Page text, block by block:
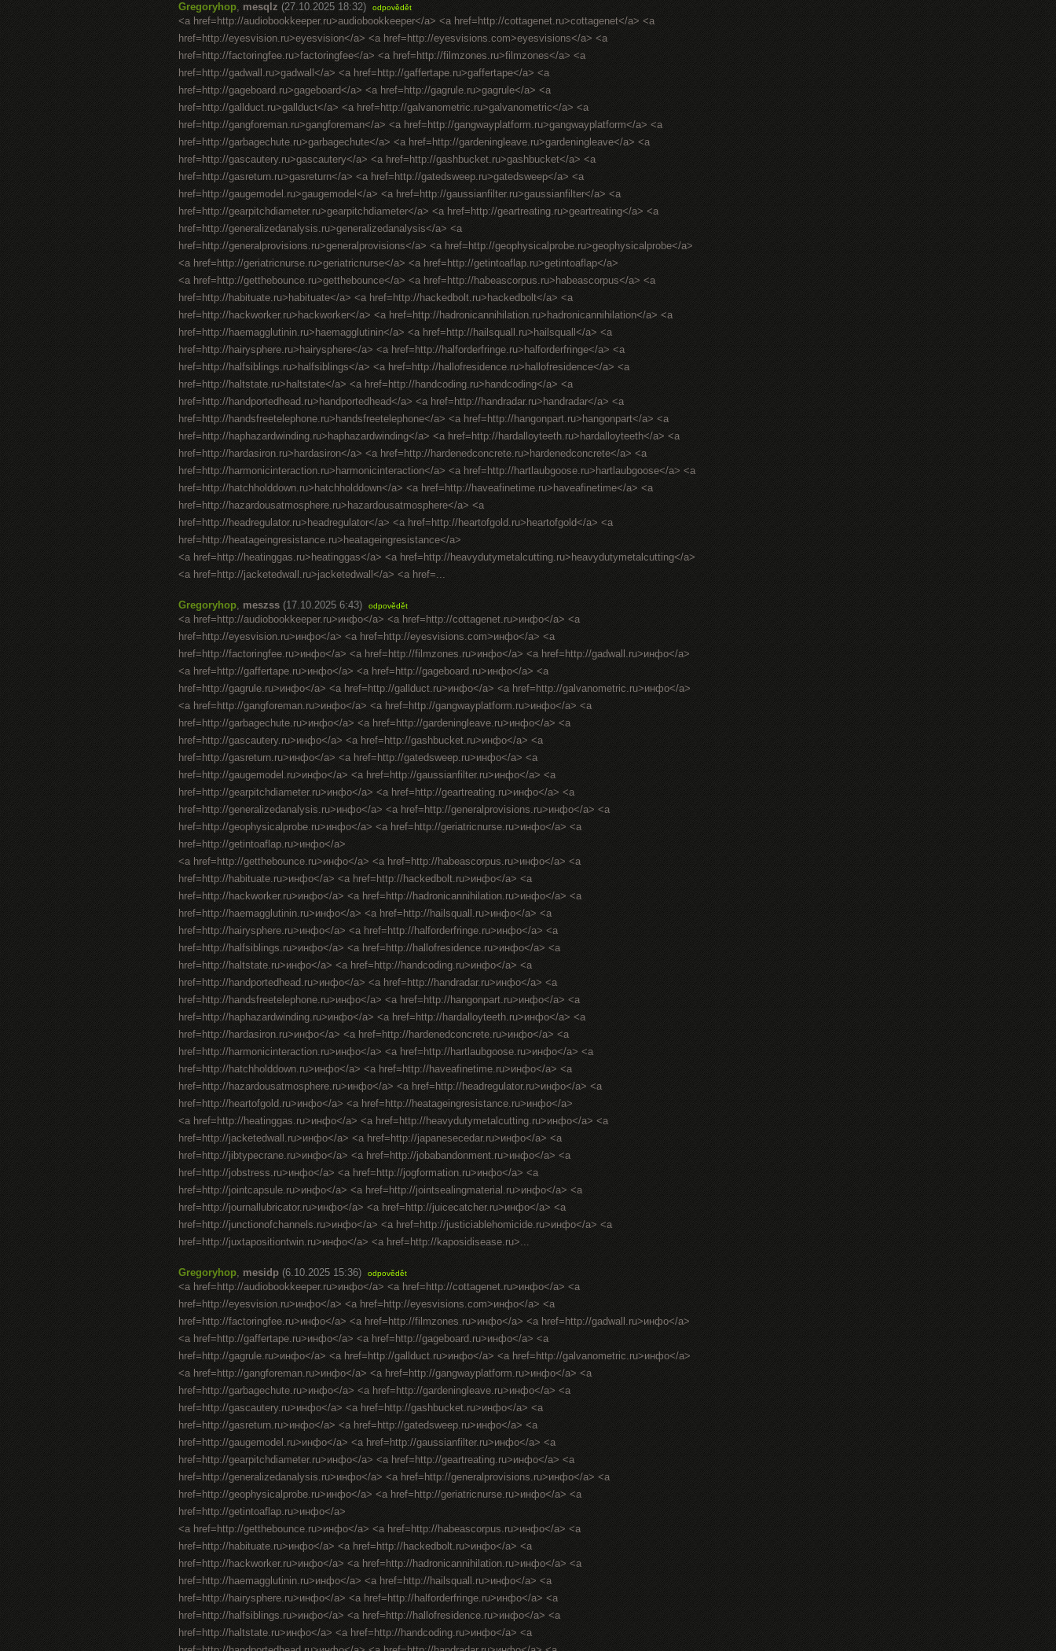
Gregoryhop, mesqlz (27.10.2025 18:32) odpovědět
<a href=http://audiobookkeeper.ru>audiobookkeeper</a> <a href=http://cottagenet.ru>cottagenet</a> <a
href=http://eyesvision.ru>eyesvision</a> <a href=http://eyesvisions.com>eyesvisions</a> <a
href=http://factoringfee.ru>factoringfee</a> <a href=http://filmzones.ru>filmzones</a> <a
href=http://gadwall.ru>gadwall</a> <a href=http://gaffertape.ru>gaffertape</a> <a
href=http://gageboard.ru>gageboard</a> <a href=http://gagrule.ru>gagrule</a> <a
href=http://gallduct.ru>gallduct</a> <a href=http://galvanometric.ru>galvanometric</a> <a
href=http://gangforeman.ru>gangforeman</a> <a href=http://gangwayplatform.ru>gangwayplatform</a> <a
href=http://garbagechute.ru>garbagechute</a> <a href=http://gardeningleave.ru>gardeningleave</a> <a
href=http://gascautery.ru>gascautery</a> <a href=http://gashbucket.ru>gashbucket</a> <a
href=http://gasreturn.ru>gasreturn</a> <a href=http://gatedsweep.ru>gatedsweep</a> <a
href=http://gaugemodel.ru>gaugemodel</a> <a href=http://gaussianfilter.ru>gaussianfilter</a> <a
href=http://gearpitchdiameter.ru>gearpitchdiameter</a> <a href=http://geartreating.ru>geartreating</a> <a
href=http://generalizedanalysis.ru>generalizedanalysis</a> <a
href=http://generalprovisions.ru>generalprovisions</a> <a href=http://geophysicalprobe.ru>geophysicalprobe</a>
<a href=http://geriatricnurse.ru>geriatricnurse</a> <a href=http://getintoaflap.ru>getintoaflap</a>
<a href=http://getthebounce.ru>getthebounce</a> <a href=http://habeascorpus.ru>habeascorpus</a> <a
href=http://habituate.ru>habituate</a> <a href=http://hackedbolt.ru>hackedbolt</a> <a
href=http://hackworker.ru>hackworker</a> <a href=http://hadronicannihilation.ru>hadronicannihilation</a> <a
href=http://haemagglutinin.ru>haemagglutinin</a> <a href=http://hailsquall.ru>hailsquall</a> <a
href=http://hairysphere.ru>hairysphere</a> <a href=http://halforderfringe.ru>halforderfringe</a> <a
href=http://halfsiblings.ru>halfsiblings</a> <a href=http://hallofresidence.ru>hallofresidence</a> <a
href=http://haltstate.ru>haltstate</a> <a href=http://handcoding.ru>handcoding</a> <a
href=http://handportedhead.ru>handportedhead</a> <a href=http://handradar.ru>handradar</a> <a
href=http://handsfreetelephone.ru>handsfreetelephone</a> <a href=http://hangonpart.ru>hangonpart</a> <a
href=http://haphazardwinding.ru>haphazardwinding</a> <a href=http://hardalloyteeth.ru>hardalloyteeth</a> <a
href=http://hardasiron.ru>hardasiron</a> <a href=http://hardenedconcrete.ru>hardenedconcrete</a> <a
href=http://harmonicinteraction.ru>harmonicinteraction</a> <a href=http://hartlaubgoose.ru>hartlaubgoose</a> <a
href=http://hatchholddown.ru>hatchholddown</a> <a href=http://haveafinetime.ru>haveafinetime</a> <a
href=http://hazardousatmosphere.ru>hazardousatmosphere</a> <a
href=http://headregulator.ru>headregulator</a> <a href=http://heartofgold.ru>heartofgold</a> <a
href=http://heatageingresistance.ru>heatageingresistance</a>
<a href=http://heatinggas.ru>heatinggas</a> <a href=http://heavydutymetalcutting.ru>heavydutymetalcutting</a>
<a href=http://jacketedwall.ru>jacketedwall</a> <a href=...
Gregoryhop, meszss (17.10.2025 6:43) odpovědět
<a href=http://audiobookkeeper.ru>инфо</a> <a href=http://cottagenet.ru>инфо</a> <a
href=http://eyesvision.ru>инфо</a> <a href=http://eyesvisions.com>инфо</a> <a
href=http://factoringfee.ru>инфо</a> <a href=http://filmzones.ru>инфо</a> <a href=http://gadwall.ru>инфо</a>
<a href=http://gaffertape.ru>инфо</a> <a href=http://gageboard.ru>инфо</a> <a
href=http://gagrule.ru>инфо</a> <a href=http://gallduct.ru>инфо</a> <a href=http://galvanometric.ru>инфо</a>
<a href=http://gangforeman.ru>инфо</a> <a href=http://gangwayplatform.ru>инфо</a> <a
href=http://garbagechute.ru>инфо</a> <a href=http://gardeningleave.ru>инфо</a> <a
href=http://gascautery.ru>инфо</a> <a href=http://gashbucket.ru>инфо</a> <a
href=http://gasreturn.ru>инфо</a> <a href=http://gatedsweep.ru>инфо</a> <a
href=http://gaugemodel.ru>инфо</a> <a href=http://gaussianfilter.ru>инфо</a> <a
href=http://gearpitchdiameter.ru>инфо</a> <a href=http://geartreating.ru>инфо</a> <a
href=http://generalizedanalysis.ru>инфо</a> <a href=http://generalprovisions.ru>инфо</a> <a
href=http://geophysicalprobe.ru>инфо</a> <a href=http://geriatricnurse.ru>инфо</a> <a
href=http://getintoaflap.ru>инфо</a>
<a href=http://getthebounce.ru>инфо</a> <a href=http://habeascorpus.ru>инфо</a> <a
href=http://habituate.ru>инфо</a> <a href=http://hackedbolt.ru>инфо</a> <a
href=http://hackworker.ru>инфо</a> <a href=http://hadronicannihilation.ru>инфо</a> <a
href=http://haemagglutinin.ru>инфо</a> <a href=http://hailsquall.ru>инфо</a> <a
href=http://hairysphere.ru>инфо</a> <a href=http://halforderfringe.ru>инфо</a> <a
href=http://halfsiblings.ru>инфо</a> <a href=http://hallofresidence.ru>инфо</a> <a
href=http://haltstate.ru>инфо</a> <a href=http://handcoding.ru>инфо</a> <a
href=http://handportedhead.ru>инфо</a> <a href=http://handradar.ru>инфо</a> <a
href=http://handsfreetelephone.ru>инфо</a> <a href=http://hangonpart.ru>инфо</a> <a
href=http://haphazardwinding.ru>инфо</a> <a href=http://hardalloyteeth.ru>инфо</a> <a
href=http://hardasiron.ru>инфо</a> <a href=http://hardenedconcrete.ru>инфо</a> <a
href=http://harmonicinteraction.ru>инфо</a> <a href=http://hartlaubgoose.ru>инфо</a> <a
href=http://hatchholddown.ru>инфо</a> <a href=http://haveafinetime.ru>инфо</a> <a
href=http://hazardousatmosphere.ru>инфо</a> <a href=http://headregulator.ru>инфо</a> <a
href=http://heartofgold.ru>инфо</a> <a href=http://heatageingresistance.ru>инфо</a>
<a href=http://heatinggas.ru>инфо</a> <a href=http://heavydutymetalcutting.ru>инфо</a> <a
href=http://jacketedwall.ru>инфо</a> <a href=http://japanesecedar.ru>инфо</a> <a
href=http://jibtypecrane.ru>инфо</a> <a href=http://jobabandonment.ru>инфо</a> <a
href=http://jobstress.ru>инфо</a> <a href=http://jogformation.ru>инфо</a> <a
href=http://jointcapsule.ru>инфо</a> <a href=http://jointsealingmaterial.ru>инфо</a> <a
href=http://journallubricator.ru>инфо</a> <a href=http://juicecatcher.ru>инфо</a> <a
href=http://junctionofchannels.ru>инфо</a> <a href=http://justiciablehomicide.ru>инфо</a> <a
href=http://juxtapositiontwin.ru>инфо</a> <a href=http://kaposidisease.ru>...
Gregoryhop, mesidp (6.10.2025 15:36) odpovědět
<a href=http://audiobookkeeper.ru>инфо</a> <a href=http://cottagenet.ru>инфо</a> <a
href=http://eyesvision.ru>инфо</a> <a href=http://eyesvisions.com>инфо</a> <a
href=http://factoringfee.ru>инфо</a> <a href=http://filmzones.ru>инфо</a> <a href=http://gadwall.ru>инфо</a>
<a href=http://gaffertape.ru>инфо</a> <a href=http://gageboard.ru>инфо</a> <a
href=http://gagrule.ru>инфо</a> <a href=http://gallduct.ru>инфо</a> <a href=http://galvanometric.ru>инфо</a>
<a href=http://gangforeman.ru>инфо</a> <a href=http://gangwayplatform.ru>инфо</a> <a
href=http://garbagechute.ru>инфо</a> <a href=http://gardeningleave.ru>инфо</a> <a
href=http://gascautery.ru>инфо</a> <a href=http://gashbucket.ru>инфо</a> <a
href=http://gasreturn.ru>инфо</a> <a href=http://gatedsweep.ru>инфо</a> <a
href=http://gaugemodel.ru>инфо</a> <a href=http://gaussianfilter.ru>инфо</a> <a
href=http://gearpitchdiameter.ru>инфо</a> <a href=http://geartreating.ru>инфо</a> <a
href=http://generalizedanalysis.ru>инфо</a> <a href=http://generalprovisions.ru>инфо</a> <a
href=http://geophysicalprobe.ru>инфо</a> <a href=http://geriatricnurse.ru>инфо</a> <a
href=http://getintoaflap.ru>инфо</a>
<a href=http://getthebounce.ru>инфо</a> <a href=http://habeascorpus.ru>инфо</a> <a
href=http://habituate.ru>инфо</a> <a href=http://hackedbolt.ru>инфо</a> <a
href=http://hackworker.ru>инфо</a> <a href=http://hadronicannihilation.ru>инфо</a> <a
href=http://haemagglutinin.ru>инфо</a> <a href=http://hailsquall.ru>инфо</a> <a
href=http://hairysphere.ru>инфо</a> <a href=http://halforderfringe.ru>инфо</a> <a
href=http://halfsiblings.ru>инфо</a> <a href=http://hallofresidence.ru>инфо</a> <a
href=http://haltstate.ru>инфо</a> <a href=http://handcoding.ru>инфо</a> <a